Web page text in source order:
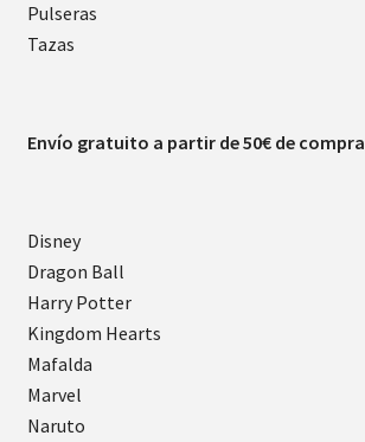
Pulseras
Tazas
Envío gratuito a partir de 50€ de compra
Disney
Dragon Ball
Harry Potter
Kingdom Hearts
Mafalda
Marvel
Naruto